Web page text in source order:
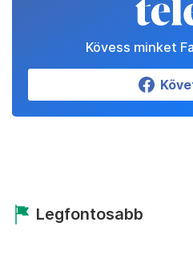
Kövess minket
Legfontosabb